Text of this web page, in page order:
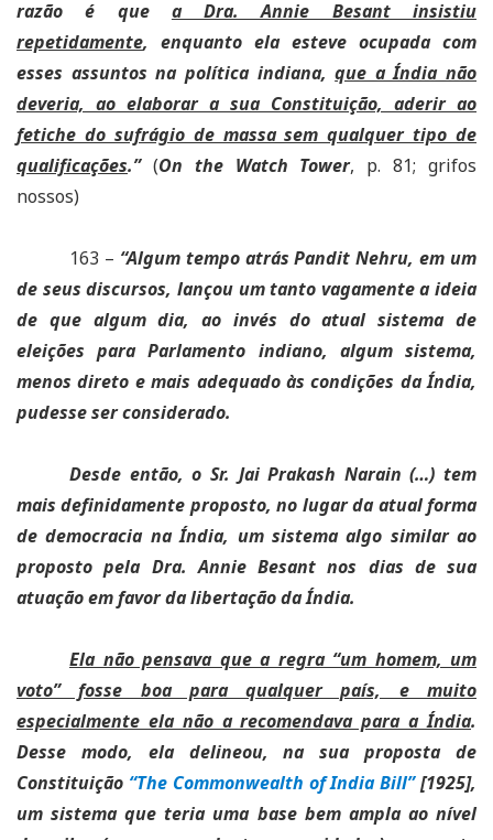
razão é que a Dra. Annie Besant insistiu
repetidamente, enquanto ela esteve ocupada com
esses assuntos na política indiana,que a Índia não
deveria, ao elaborar a sua Constituição, aderir ao
fetiche do sufrágio de massa sem qualquer tipo de
qualificações.”(On the Watch Tower, p. 81; grifos
nossos)
163 – “Algum tempo atrás Pandit Nehru, em um
de seus discursos, lançou um tanto vagamente a ideia
de que algum dia, ao invés do atual sistema de
eleições para Parlamento indiano, algum sistema,
menos direto e mais adequado às condições da Índia,
pudesse ser considerado.
Desde então, o Sr. Jai Prakash Narain (…) tem
mais definidamente proposto, no lugar da atual forma
de democracia na Índia, um sistema algo similar ao
proposto pela Dra. Annie Besant nos dias de sua
atuação em favor da libertação da Índia.
Ela não pensava que a regra “um homem, um
voto” fosse boa para qualquer país, e muito
especialmente ela não a recomendava para a Índia.
Desse modo, ela delineou, na sua proposta de
Constituição “The Commonwealth of India Bill”[1925],
um sistema que teria uma base bem ampla ao nível